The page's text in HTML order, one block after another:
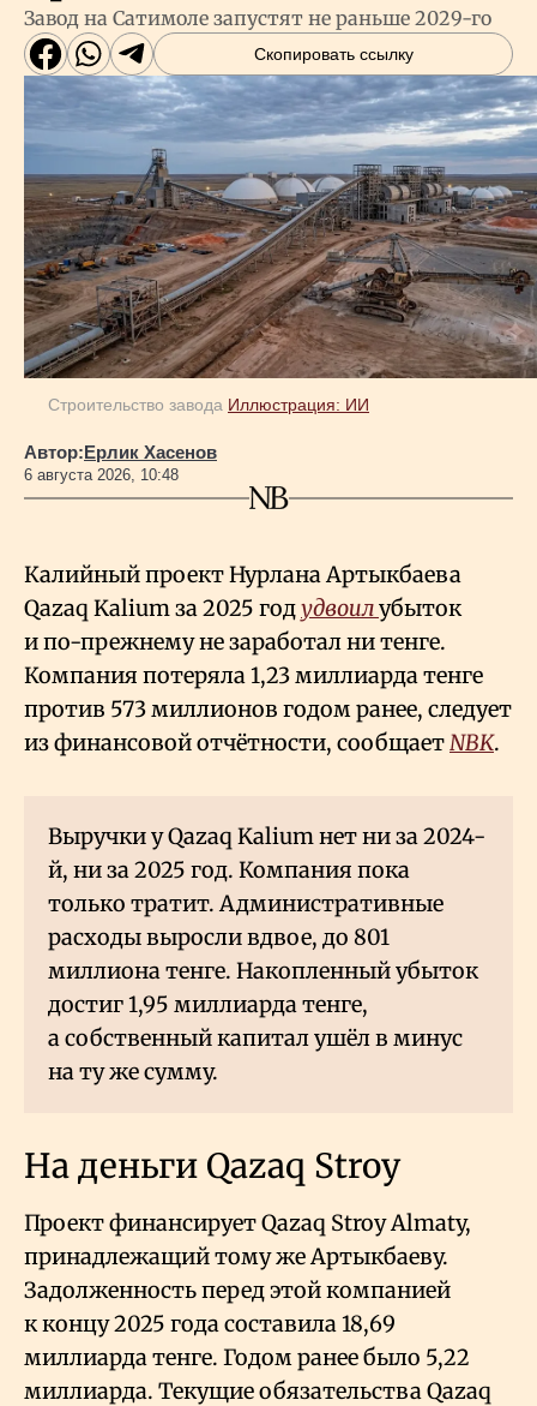
Завод на Сатимоле запустят не раньше 2029-го
Скопировать ссылку
Строительство завода Иллюстрация: ИИ
Автор:Ерлик Хасенов
6 августа 2026, 10:48
Калийный проект Нурлана Артыкбаева
Qazaq Kalium за 2025 годудвоилубыток
и по-прежнему не заработал ни тенге.
Компания потеряла 1,23 миллиарда тенге
против 573 миллионов годом ранее, следует
из финансовой отчётности, сообщаетNBK.
Выручки у Qazaq Kalium нет ни за 2024-
й, ни за 2025 год. Компания пока
только тратит. Административные
расходы выросли вдвое, до 801
миллиона тенге. Накопленный убыток
достиг 1,95 миллиарда тенге,
а собственный капитал ушёл в минус
на ту же сумму.
На деньги Qazaq Stroy
Проект финансирует Qazaq Stroy Almaty,
принадлежащий тому же Артыкбаеву.
Задолженность перед этой компанией
к концу 2025 года составила 18,69
миллиарда тенге. Годом ранее было 5,22
миллиарда. Текущие обязательства Qazaq